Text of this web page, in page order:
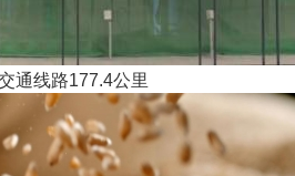
通线路177.4公里